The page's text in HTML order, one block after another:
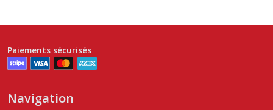
Paiements sécurisés
Navigation